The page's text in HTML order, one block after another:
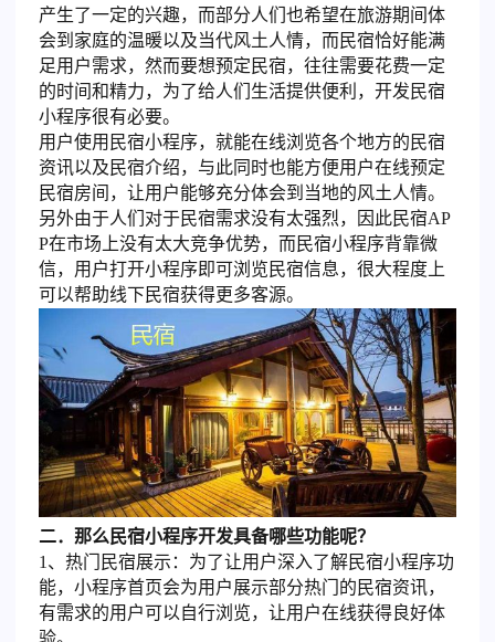
产生了一定的兴趣，而部分人们也希望在旅游期间体
会到家庭的温暖以及当代风土人情，而民宿恰好能满
足用户需求，然而要想预定民宿，往往需要花费一定
的时间和精力，为了给人们生活提供便利，开发民宿
小程序很有必要。
用户使用民宿小程序，就能在线浏览各个地方的民宿
资讯以及民宿介绍，与此同时也能方便用户在线预定
民宿房间，让用户能够充分体会到当地的风土人情。
另外由于人们对于民宿需求没有太强烈，因此民宿AP
P在市场上没有太大竞争优势，而民宿小程序背靠微
信，用户打开小程序即可浏览民宿信息，很大程度上
可以帮助线下民宿获得更多客源。
二．那么民宿小程序开发具备哪些功能呢？
1、热门民宿展示：为了让用户深入了解民宿小程序功
能，小程序首页会为用户展示部分热门的民宿资讯，
有需求的用户可以自行浏览，让用户在线获得良好体
验。